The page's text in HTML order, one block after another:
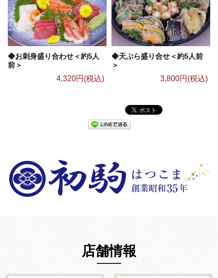
◆お刺身盛り合わせ＜約5人
前＞
4,320円(税込)
◆天ぷら盛り合せ＜約5人前
＞
3,800円(税込)
店舗情報